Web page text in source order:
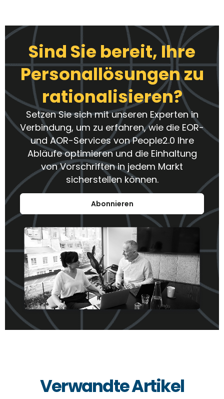
Sind Sie bereit, Ihre
Personallösungen zu
rationalisieren?
Setzen Sie sich mit unseren Experten in
Verbindung, um zu erfahren, wie die EOR-
und AOR-Services von People2.0 Ihre
Abläufe optimieren und die Einhaltung
von Vorschriften in jedem Markt
sicherstellen können.
Abonnieren
Verwandte Artikel